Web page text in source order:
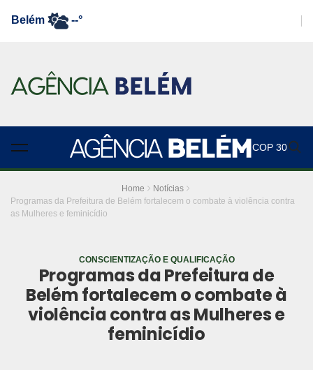
Belém --°
COP 30
Home
Notícias
Programas da Prefeitura de Belém fortalecem o combate à violência contra
as Mulheres e feminicídio
CONSCIENTIZAÇÃO E QUALIFICAÇÃO
Programas da Prefeitura de
Belém fortalecem o combate à
violência contra as Mulheres e
feminicídio